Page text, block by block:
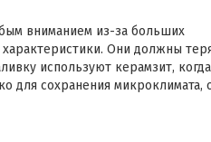
вниманием из-за больших
Они должны
используют керамзит, когда
для сохранения микроклимата,